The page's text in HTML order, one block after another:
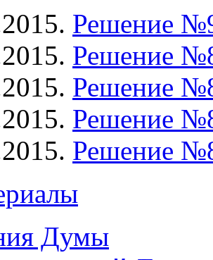
Решение
Решение
Решение
Решение
Решение
Думы